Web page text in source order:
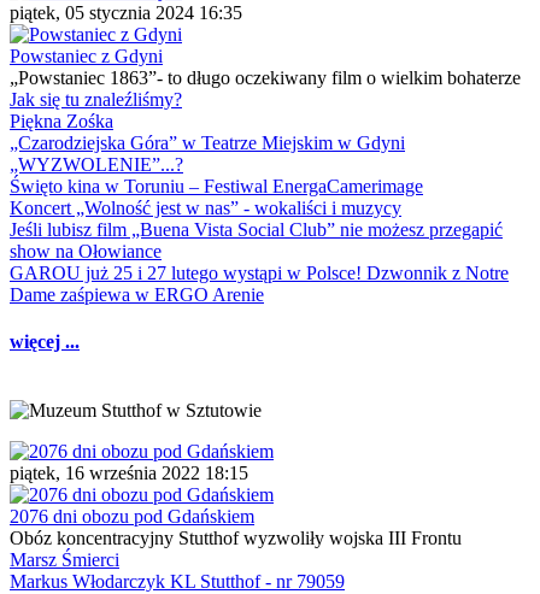
piątek, 05 stycznia 2024 16:35
Powstaniec z Gdyni
„Powstaniec 1863”- to długo oczekiwany film o wielkim bohaterze
Jak się tu znaleźliśmy?
Piękna Zośka
„Czarodziejska Góra” w Teatrze Miejskim w Gdyni
„WYZWOLENIE”...?
Święto kina w Toruniu – Festiwal EnergaCamerimage
Koncert „Wolność jest w nas” - wokaliści i muzycy
Jeśli lubisz film „Buena Vista Social Club” nie możesz przegapić
show na Ołowiance
GAROU już 25 i 27 lutego wystąpi w Polsce! Dzwonnik z Notre
Dame zaśpiewa w ERGO Arenie
więcej ...
piątek, 16 września 2022 18:15
2076 dni obozu pod Gdańskiem
Obóz koncentracyjny Stutthof wyzwoliły wojska III Frontu
Marsz Śmierci
Markus Włodarczyk KL Stutthof - nr 79059